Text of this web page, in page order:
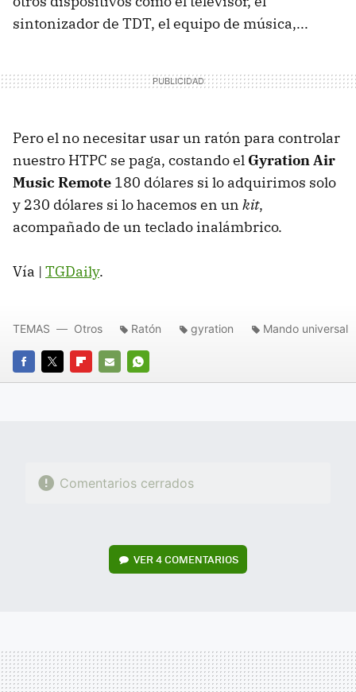
sintonizador de TDT, el equipo de música,...
Pero el no necesitar usar un ratón para controlar
nuestro HTPC se paga, costando el Gyration Air
Music Remote 180 dólares si lo adquirimos solo
y 230 dólares si lo hacemos en un kit,
acompañado de un teclado inalámbrico.
Vía | TGDaily.
FACEBOOK
TWITTERFLIPBOARD
E-
WHATSAPP
TEMAS Otros Ratón gyration Mando universal
Comentarios cerrados
VER4 COMENTARIOS